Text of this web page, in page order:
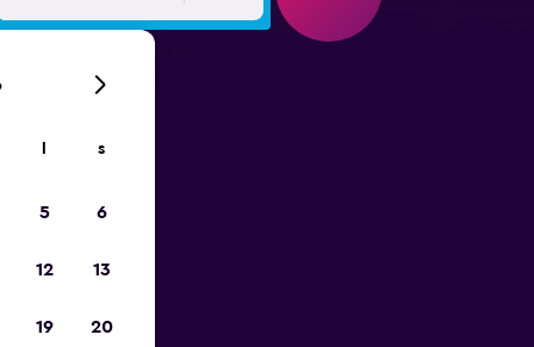
s
5 6
12 13
19 20